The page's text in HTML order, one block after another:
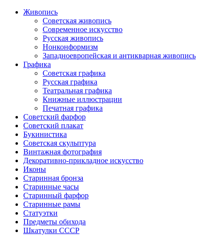
Живопись
Советская живопись
Современное искусство
Русская живопись
Нонконформизм
Западноевропейская и антикварная живопись
Графика
Советская графика
Русская графика
Театральная графика
Книжные иллюстрации
Печатная графика
Советский фарфор
Советский плакат
Букинистика
Советская скульптура
Винтажная фотография
Декоративно-прикладное искусство
Иконы
Старинная бронза
Старинные часы
Старинный фарфор
Старинные рамы
Статуэтки
Предметы обихода
Шкатулки СССР